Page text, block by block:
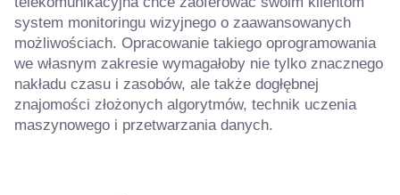
system monitoringu wizyjnego o zaawansowanych
możliwościach. Opracowanie takiego oprogramowania
we własnym zakresie wymagałoby nie tylko znacznego
nakładu czasu i zasobów, ale także dogłębnej
znajomości złożonych algorytmów, technik uczenia
maszynowego i przetwarzania danych.